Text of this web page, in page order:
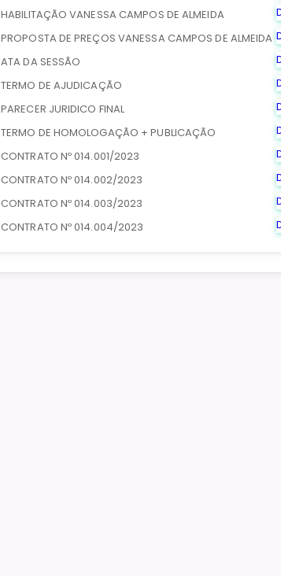
HABILITAÇÃO VANESSA CAMPOS DE ALMEIDA
PROPOSTA DE PREÇOS VANESSA CAMPOS DE ALMEIDA
ATA DA SESSÃO
TERMO DE AJUDICAÇÃO
PARECER JURIDICO FINAL
TERMO DE HOMOLOGAÇÃO + PUBLICAÇÃO
CONTRATO Nº 014.001/2023
CONTRATO Nº 014.002/2023
CONTRATO Nº 014.003/2023
CONTRATO Nº 014.004/2023